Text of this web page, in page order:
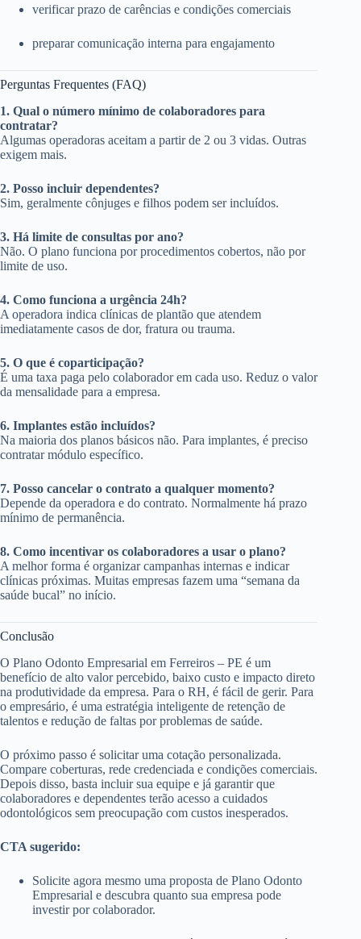
verificar prazo de carências e condições comerciais
preparar comunicação interna para engajamento
Perguntas Frequentes (FAQ)
1. Qual o número mínimo de colaboradores para
contratar?
Algumas operadoras aceitam a partir de 2 ou 3 vidas. Outras
exigem mais.
2. Posso incluir dependentes?
Sim, geralmente cônjuges e filhos podem ser incluídos.
3. Há limite de consultas por ano?
Não. O plano funciona por procedimentos cobertos, não por
limite de uso.
4. Como funciona a urgência 24h?
A operadora indica clínicas de plantão que atendem
imediatamente casos de dor, fratura ou trauma.
5. O que é coparticipação?
É uma taxa paga pelo colaborador em cada uso. Reduz o valor
da mensalidade para a empresa.
6. Implantes estão incluídos?
Na maioria dos planos básicos não. Para implantes, é preciso
contratar módulo específico.
7. Posso cancelar o contrato a qualquer momento?
Depende da operadora e do contrato. Normalmente há prazo
mínimo de permanência.
8. Como incentivar os colaboradores a usar o plano?
A melhor forma é organizar campanhas internas e indicar
clínicas próximas. Muitas empresas fazem uma “semana da
saúde bucal” no início.
Conclusão
O Plano Odonto Empresarial em Ferreiros – PE é um
benefício de alto valor percebido, baixo custo e impacto direto
na produtividade da empresa. Para o RH, é fácil de gerir. Para
o empresário, é uma estratégia inteligente de retenção de
talentos e redução de faltas por problemas de saúde.
O próximo passo é solicitar uma cotação personalizada.
Compare coberturas, rede credenciada e condições comerciais.
Depois disso, basta incluir sua equipe e já garantir que
colaboradores e dependentes terão acesso a cuidados
odontológicos sem preocupação com custos inesperados.
CTA sugerido:
Solicite agora mesmo uma proposta de Plano Odonto
Empresarial e descubra quanto sua empresa pode
investir por colaborador.